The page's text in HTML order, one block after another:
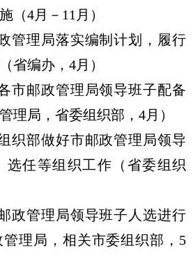
4月－11月）
理局落实编制计划，履行
省编办，4月）
邮政管理局领导班子配备
理局，省委组织部，4月）
部做好市邮政管理局领导
选任等组织工作（省委组织
管理局领导班子人选进行
理局，相关市委组织部，5